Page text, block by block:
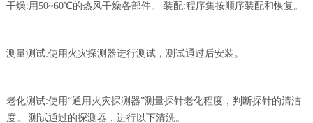
干燥:用50~60℃的热风干燥各部件。 装配:程序集按顺序装配和恢复。
测量测试:使用火灾探测器进行测试，测试通过后安装。
老化测试:使用“通用火灾探测器”测量探针老化程度，判断探针的清洁
度。 测试通过的探测器，进行以下清洗。